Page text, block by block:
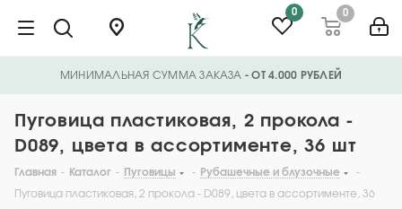
0 0
МИНИМАЛЬНАЯ СУММА ЗАКАЗА - ОТ 4.000 РУБЛЕЙ
Пуговица пластиковая, 2 прокола -
D089, цвета в ассортименте, 36 шт
Главная - Каталог - Пуговицы - Рубашечные и блузочные
-
Пуговица пластиковая, 2 прокола - D089, цвета в ассортименте, 36